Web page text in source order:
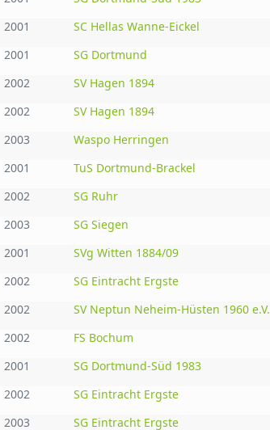
2001 SC Hellas Wanne-Eickel
2001 SG Dortmund
2002 SV Hagen 1894
2002 SV Hagen 1894
2003 Waspo Herringen
2001 TuS Dortmund-Brackel
2002 SG Ruhr
2003 SG Siegen
2001 SVg Witten 1884/09
2002 SG Eintracht Ergste
2002 SV Neptun Neheim-Hüsten 1960 e.V.
2002 FS Bochum
2001 SG Dortmund-Süd 1983
2002 SG Eintracht Ergste
2003 SG Eintracht Ergste